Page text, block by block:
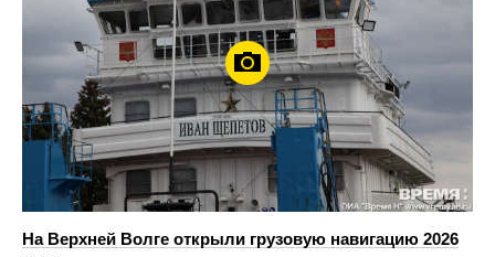
На Верхней Волге открыли грузовую навигацию 2026